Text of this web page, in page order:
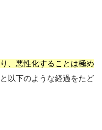
、悪性化することは極め
以下のような経過をたど